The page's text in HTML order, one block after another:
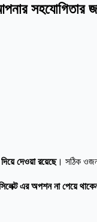
দেওয়া রয়েছে। সঠিক ওজন
এর অপশন না পেয়ে